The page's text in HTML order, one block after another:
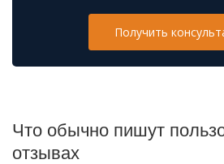
Получить
Что обычно пишут
отзывах